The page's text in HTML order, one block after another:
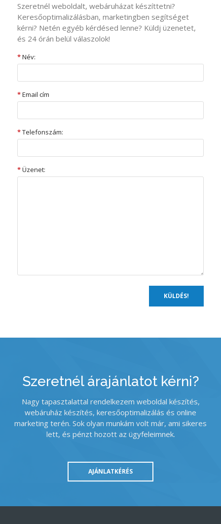
Szeretnél weboldalt, webáruházat készíttetni?
Keresőoptimalizálásban, marketingben segítséget
kérni? Netén egyéb kérdésed lenne? Küldj üzenetet,
és 24 órán belül válaszolok!
*Név:
*Email cím
*Telefonszám:
*Üzenet:
Szeretnél árajánlatot kérni?
Nagy tapasztalattal rendelkezem weboldal készítés,
webáruház készítés, keresőoptimalizálás és online
marketing terén. Sok olyan munkám volt már, ami sikeres
lett, és pénzt hozott az ügyfeleimnek.
AJÁNLATKÉRÉS